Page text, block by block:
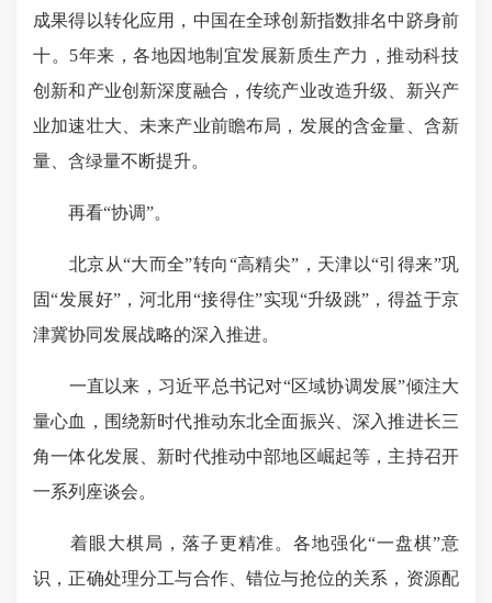
成果得以转化应用，中国在全球创新指数排名中跻身前
十。5年来，各地因地制宜发展新质生产力，推动科技
创新和产业创新深度融合，传统产业改造升级、新兴产
业加速壮大、未来产业前瞻布局，发展的含金量、含新
量、含绿量不断提升。
再看“协调”。
北京从“大而全”转向“高精尖”，天津以“引得来”巩
固“发展好”，河北用“接得住”实现“升级跳”，得益于京
津冀协同发展战略的深入推进。
一直以来，习近平总书记对“区域协调发展”倾注大
量心血，围绕新时代推动东北全面振兴、深入推进长三
角一体化发展、新时代推动中部地区崛起等，主持召开
一系列座谈会。
着眼大棋局 ，落子更精准。各地强化“一盘棋”意
识，正确处理分工与合作、错位与抢位的关系，资源配